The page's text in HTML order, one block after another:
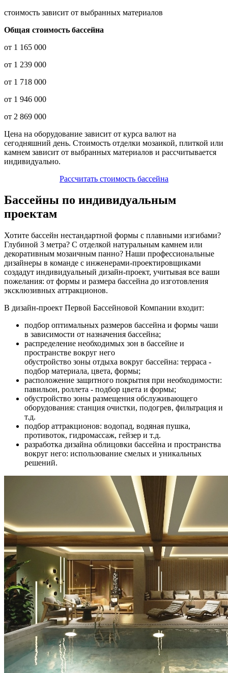
стоимость зависит от выбранных материалов
Общая стоимость бассейна
от 1 165 000
от 1 239 000
от 1 718 000
от 1 946 000
от 2 869 000
Цена на оборудование зависит от курса валют на
сегодняшний день. Стоимость отделки мозаикой, плиткой или
камнем зависит от выбранных материалов и рассчитывается
индивидуально.
Рассчитать стоимость бассейна
Бассейны по индивидуальным
проектам
Хотите бассейн нестандартной формы с плавными изгибами?
Глубиной 3 метра? С отделкой натуральным камнем или
декоративным мозаичным панно? Наши профессиональные
дизайнеры в команде с инженерами-проектировщиками
создадут индивидуальный дизайн-проект, учитывая все ваши
пожелания: от формы и размера бассейна до изготовления
эксклюзивных аттракционов.
В дизайн-проект Первой Бассейновой Компании входит:
подбор оптимальных размеров бассейна и формы чаши
в зависимости от назначения бассейна;
распределение необходимых зон в бассейне и
пространстве вокруг него
обустройство зоны отдыха вокруг бассейна: терраса -
подбор материала, цвета, формы;
расположение защитного покрытия при необходимости:
павильон, роллета - подбор цвета и формы;
обустройство зоны размещения обслуживающего
оборудования: станция очистки, подогрев, фильтрация и
т.д.
подбор аттракционов: водопад, водяная пушка,
противоток, гидромассаж, гейзер и т.д.
разработка дизайна облицовки бассейна и пространства
вокруг него: использование смелых и уникальных
решений.